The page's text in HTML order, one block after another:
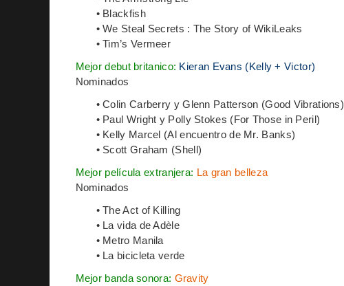
• Blackfish
• We Steal Secrets : The Story of WikiLeaks
• Tim’s Vermeer
Mejor debut britanico: Kieran Evans (Kelly + Victor)
Nominados
• Colin Carberry y Glenn Patterson (Good Vibrations)
• Paul Wright y Polly Stokes (For Those in Peril)
• Kelly Marcel (Al encuentro de Mr. Banks)
• Scott Graham (Shell)
Mejor película extranjera: La gran belleza
Nominados
• The Act of Killing
• La vida de Adèle
• Metro Manila
• La bicicleta verde
Mejor banda sonora: Gravity